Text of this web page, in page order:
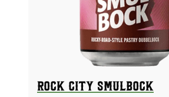
Rock City Smulbock